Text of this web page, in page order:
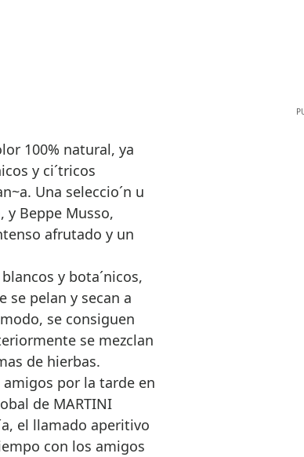
y ci´tricos
Una seleccio´n u
y Beppe Musso,
afrutado y un
y bota´nicos,
se pelan y secan a
se consiguen
se mezclan
de hierbas.
amigos por la tarde en
de MARTINI
el llamado aperitivo
con los amigos